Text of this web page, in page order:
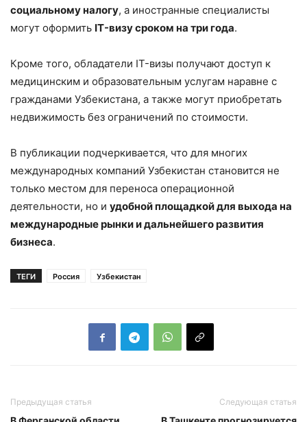
социальному налогу, а иностранные специалисты
могут оформить IT-визу сроком на три года.
Кроме того, обладатели IT-визы получают доступ к
медицинским и образовательным услугам наравне с
гражданами Узбекистана, а также могут приобретать
недвижимость без ограничений по стоимости.
В публикации подчеркивается, что для многих
международных компаний Узбекистан становится не
только местом для переноса операционной
деятельности, но и удобной площадкой для выхода на
международные рынки и дальнейшего развития
бизнеса.
ТЕГИ Россия Узбекистан
Предыдущая статья Следующая статья